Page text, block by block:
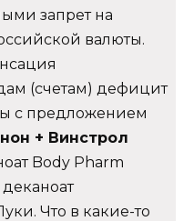
запрет на
валюты.
(счетам) дефицит
с предложением
+ Винстрол
Body Pharm
Что в какие-то